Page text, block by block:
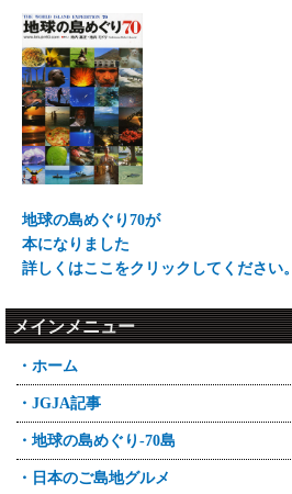
地球の島めぐり70が
本になりました
詳しくはここをクリックしてください。
メインメニュー
・ホーム
・JGJA記事
・地球の島めぐり-70島
・日本のご島地グルメ